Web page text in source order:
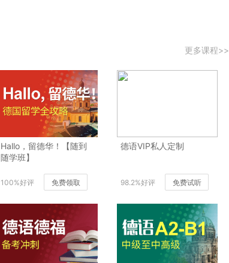
更多课程>>
Hallo，留德华！【随到
随学班】
100%好评 免费领取
德语VIP私人定制
98.2%好评 免费试听